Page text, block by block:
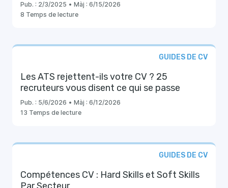
Pub. : 2/3/2025 • Màj : 6/15/2026
8 Temps de lecture
GUIDES DE CV
Les ATS rejettent-ils votre CV ? 25
recruteurs vous disent ce qui se passe
Pub. : 5/6/2026 • Màj : 6/12/2026
13 Temps de lecture
GUIDES DE CV
Compétences CV : Hard Skills et Soft Skills